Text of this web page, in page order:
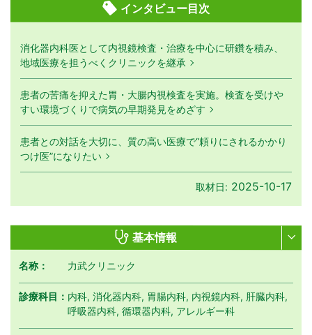
インタビュー目次
消化器内科医として内視鏡検査・治療を中心に研鑽を積み、
地域医療を担うべくクリニックを継承
患者の苦痛を抑えた胃・大腸内視検査を実施。検査を受けや
すい環境づくりで病気の早期発見をめざす
患者との対話を大切に、質の高い医療で“頼りにされるかかり
つけ医”になりたい
取材日: 2025-10-17
基本情報
名称： 力武クリニック
診療科目： 内科, 消化器内科, 胃腸内科, 内視鏡内科, 肝臓内科,
呼吸器内科, 循環器内科, アレルギー科